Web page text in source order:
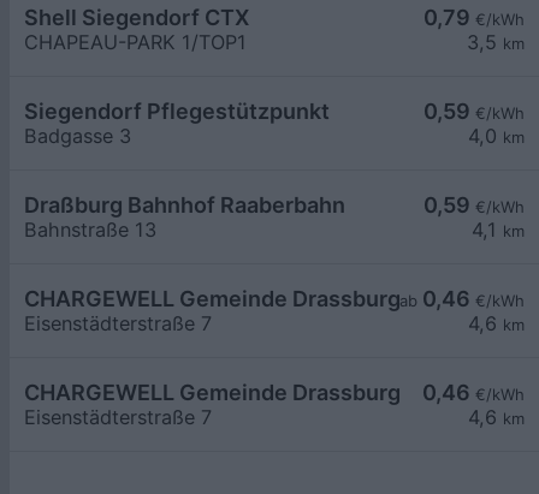
0,79 €/kWh
3,5 km
Shell Siegendorf CTX
CHAPEAU-PARK 1/TOP1
0,59 €/kWh
4,0 km
Siegendorf Pflegestützpunkt
Badgasse 3
0,59 €/kWh
4,1 km
Draßburg Bahnhof Raaberbahn
Bahnstraße 13
ab 0,46 €/kWh
4,6 km
CHARGEWELL Gemeinde Drassburg 1
Eisenstädterstraße 7
0,46 €/kWh
4,6 km
CHARGEWELL Gemeinde Drassburg 2
Eisenstädterstraße 7